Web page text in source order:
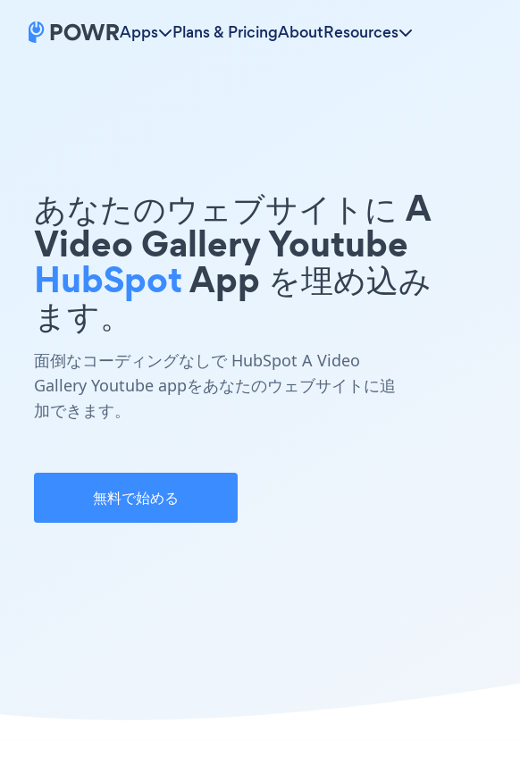
Apps Plans & PricingAboutResources
あなたのウェブサイトに A
Video Gallery Youtube
HubSpotApp を埋め込み
ます。
面倒なコーディングなしで HubSpot A Video
Gallery Youtube appをあなたのウェブサイトに追
加できます。
無料で始める